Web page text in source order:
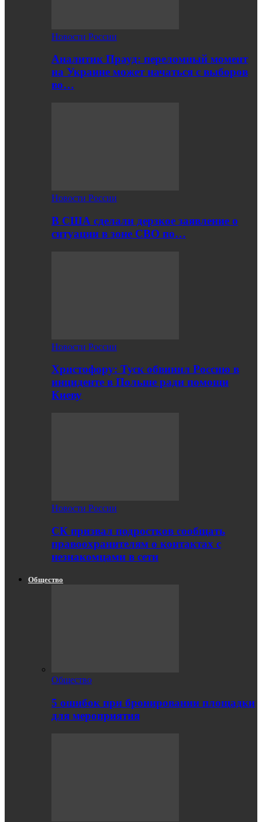
Новости России
Аналитик Прауд: переломный момент
на Украине может начаться с выборов
во…
Новости России
В США сделали дерзкое заявление о
ситуации в зоне СВО по…
Новости России
Христофору: Туск обвинил Россию в
инциденте в Польше ради помощи
Киеву
Новости России
СК призвал подростков сообщать
правоохранителям о контактах с
незнакомцами в сети
Общество
Общество
5 ошибок при бронировании площадки
для мероприятия